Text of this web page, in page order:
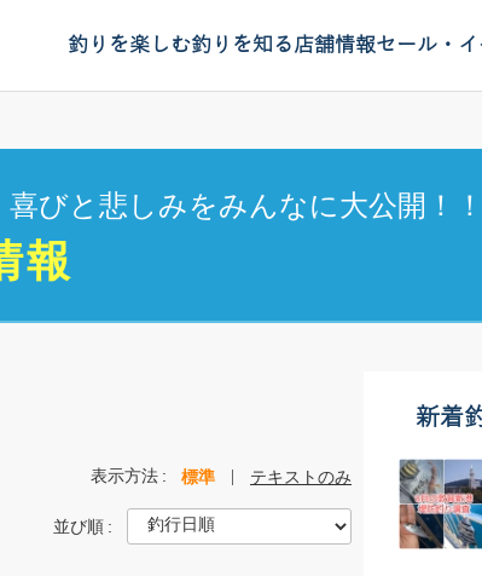
釣りを楽しむ釣りを知る店舗情報セール・イ
びと悲しみをみんなに大公開！！
報
表示方法 標準 テキストのみ
並び順
新着